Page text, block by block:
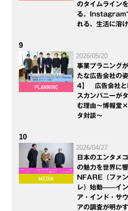
のタイムライン
る。Instagram
れる、生活に溶
9
2026/05/20
事業プラニング
たな広告会社の
4】 広告会社と
スカンパニーが
む理由～博報堂
タ対談～
10
2026/04/27
日本のエンタメ
の魅力を世界に
NFARE（ファ
レ）始動——イ
ア・インド・サ
アの調査が明か